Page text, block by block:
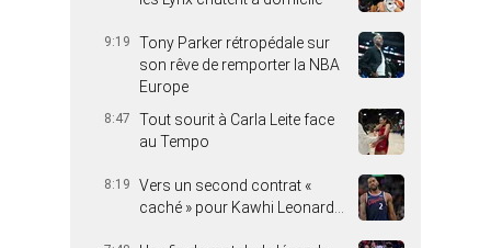
9:19
Tony Parker rétropédale sur
son rêve de remporter la NBA
Europe
8:47
Tout sourit à Carla Leite face
au Tempo
8:19
Vers un second contrat «
caché » pour Kawhi Leonard…